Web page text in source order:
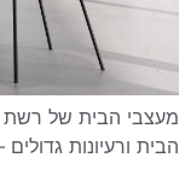
מעצבי הבית של רשת
הבית ורעיונות